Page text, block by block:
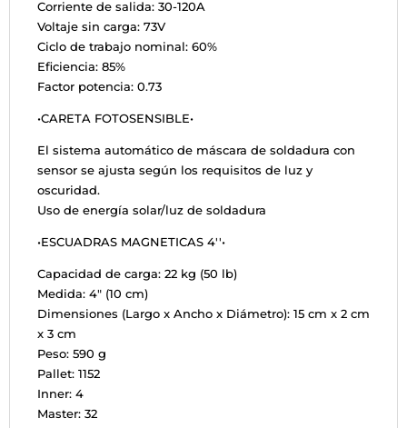
Corriente de salida: 30-120A
Voltaje sin carga: 73V
Ciclo de trabajo nominal: 60%
Eficiencia: 85%
Factor potencia: 0.73
•CARETA FOTOSENSIBLE•
El sistema automático de máscara de soldadura con
sensor se ajusta según los requisitos de luz y
oscuridad.
Uso de energía solar/luz de soldadura
•ESCUADRAS MAGNETICAS 4''•
Capacidad de carga: 22 kg (50 lb)
Medida: 4" (10 cm)
Dimensiones (Largo x Ancho x Diámetro): 15 cm x 2 cm
x 3 cm
Peso: 590 g
Pallet: 1152
Inner: 4
Master: 32